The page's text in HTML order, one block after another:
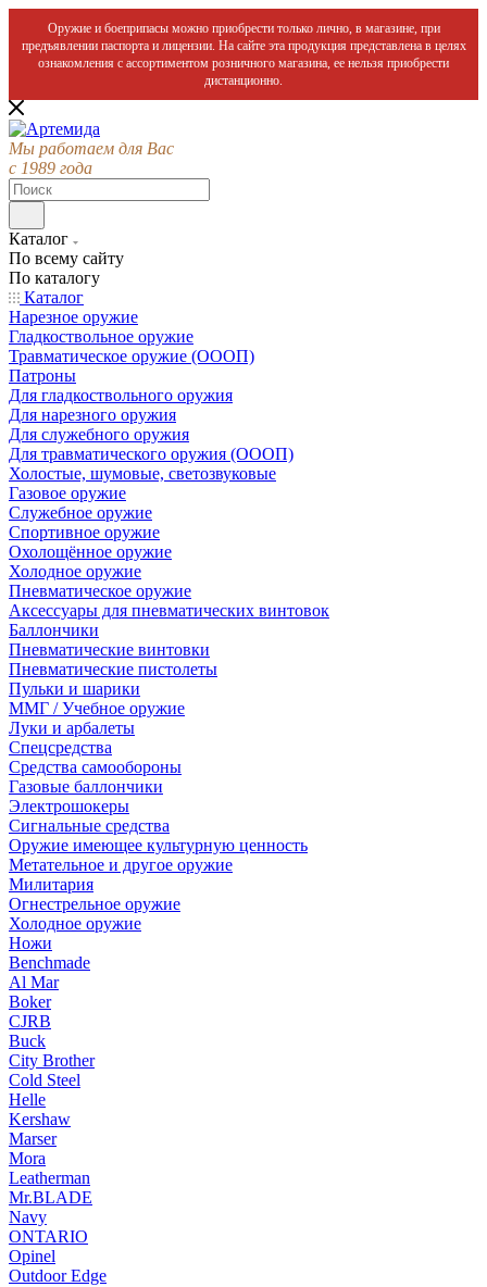
Оружие и боеприпасы можно приобрести только лично, в магазине, при
предъявлении паспорта и лицензии. На сайте эта продукция представлена в целях
ознакомления с ассортиментом розничного магазина, ее нельзя приобрести
дистанционно.
Мы работаем для Вас
с 1989 года
Каталог
По всему сайту
По каталогу
Каталог
Нарезное оружие
Гладкоствольное оружие
Травматическое оружие (ОООП)
Патроны
Для гладкоствольного оружия
Для нарезного оружия
Для служебного оружия
Для травматического оружия (ОООП)
Холостые, шумовые, светозвуковые
Газовое оружие
Служебное оружие
Спортивное оружие
Охолощённое оружие
Холодное оружие
Пневматическое оружие
Аксессуары для пневматических винтовок
Баллончики
Пневматические винтовки
Пневматические пистолеты
Пульки и шарики
ММГ / Учебное оружие
Луки и арбалеты
Спецсредства
Средства самообороны
Газовые баллончики
Электрошокеры
Сигнальные средства
Оружие имеющее культурную ценность
Метательное и другое оружие
Милитария
Огнестрельное оружие
Холодное оружие
Ножи
Benchmade
Al Mar
Boker
CJRB
Buck
City Brother
Cold Steel
Helle
Kershaw
Marser
Mora
Leatherman
Mr.BLADE
Navy
ONTARIO
Opinel
Outdoor Edge